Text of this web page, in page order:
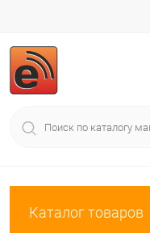
Каталог товаров